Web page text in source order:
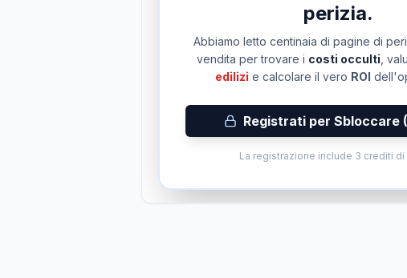
perizia.
Abbiamo letto centinaia di pagine di
vendita per trovare i costi occulti ,
edilizi e calcolare il vero ROI
Registrati per Sbloccare
La registrazione include 3 crediti di